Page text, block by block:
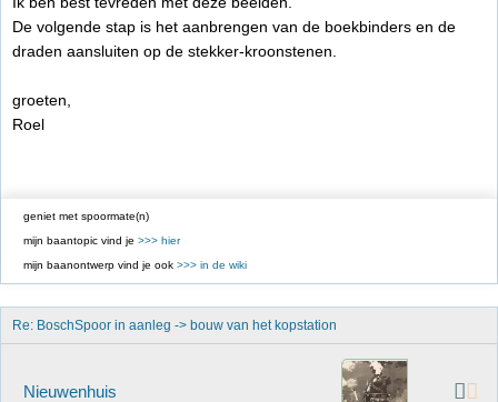
De volgende stap is het aanbrengen van de boekbinders en de
draden aansluiten op de stekker-kroonstenen.
groeten,
Roel
geniet met spoormate(n)
mijn baantopic vind je >>> hier
mijn baanontwerp vind je ook >>> in de wiki
Re: BoschSpoor in aanleg -> bouw van het kopstation
Nieuwenhuis